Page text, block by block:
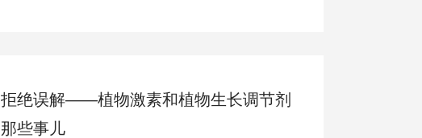
拒绝误解——植物激素和植物生长调节剂
那些事儿